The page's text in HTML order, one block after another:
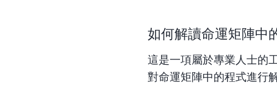
如何解讀命運矩陣中
這是一項屬於專業人士的
對命運矩陣中的程式進行